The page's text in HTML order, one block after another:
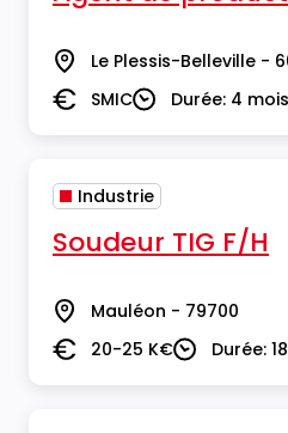
Lieu Le Plessis-Belleville -
Salaire
SMICDuréeDurée: 4 mois
Industrie
Soudeur TIG F/H
Lieu Mauléon - 79700
Salaire20-25 K€DuréeDurée: